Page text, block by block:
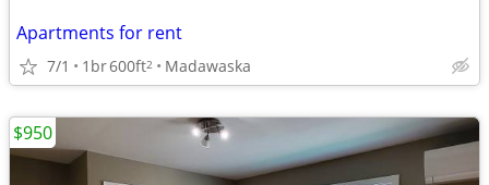
Apartments for rent
7/1 1br600ft2 Madawaska
$950